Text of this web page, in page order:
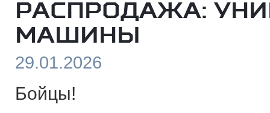
РАСПРОДАЖА:
МАШИНЫ
29.01.2026
Бойцы!